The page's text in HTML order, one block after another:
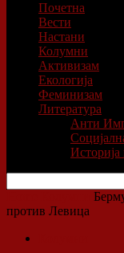
Почетна
Вести
Настани
Колумни
Активизам
Екологија
Феминизам
Литература
Анти
против Левица